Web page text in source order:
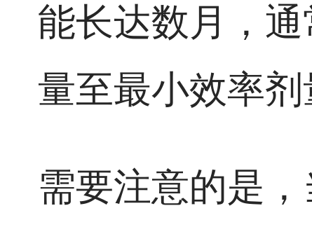
能长达数月，
量至最小效率剂
需要注意的是